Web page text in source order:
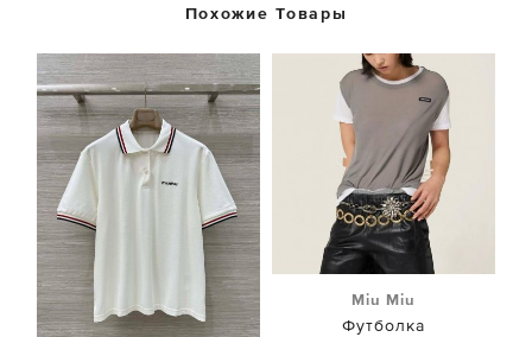
Похожие Товары
Miu Miu
Футболка